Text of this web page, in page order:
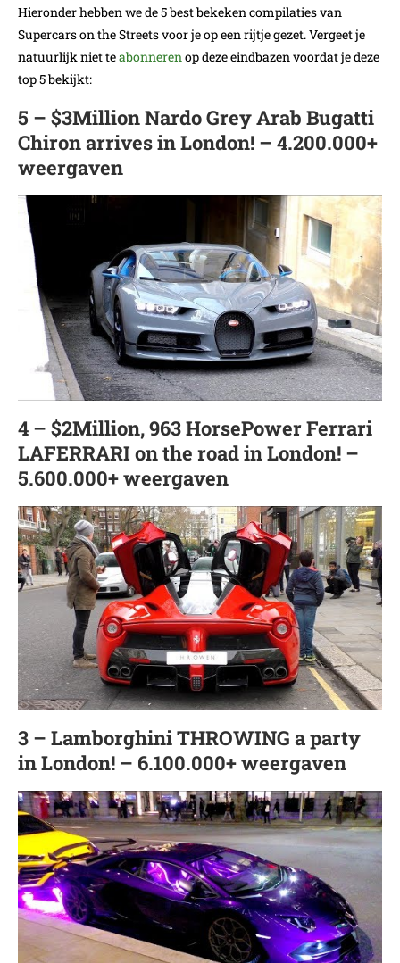
Hieronder hebben we de 5 best bekeken compilaties van
Supercars on the Streets voor je op een rijtje gezet. Vergeet je
natuurlijk niet teabonnerenop deze eindbazen voordat je deze
top 5 bekijkt:
5 – $3Million Nardo Grey Arab Bugatti
Chiron arrives in London! – 4.200.000+
weergaven
4 – $2Million, 963 HorsePower Ferrari
LAFERRARI on the road in London! –
5.600.000+ weergaven
3 – Lamborghini THROWING a party
in London! – 6.100.000+ weergaven